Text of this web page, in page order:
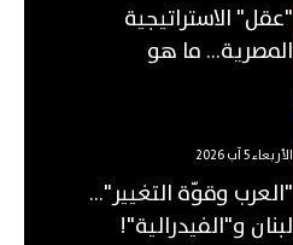
"عقل" الاستراتيجية
المصرية... ما هو
الأربعاء 5 آب 2026
"العرب وقوّة التغيير"...
لبنان و"الفيدرالية"!